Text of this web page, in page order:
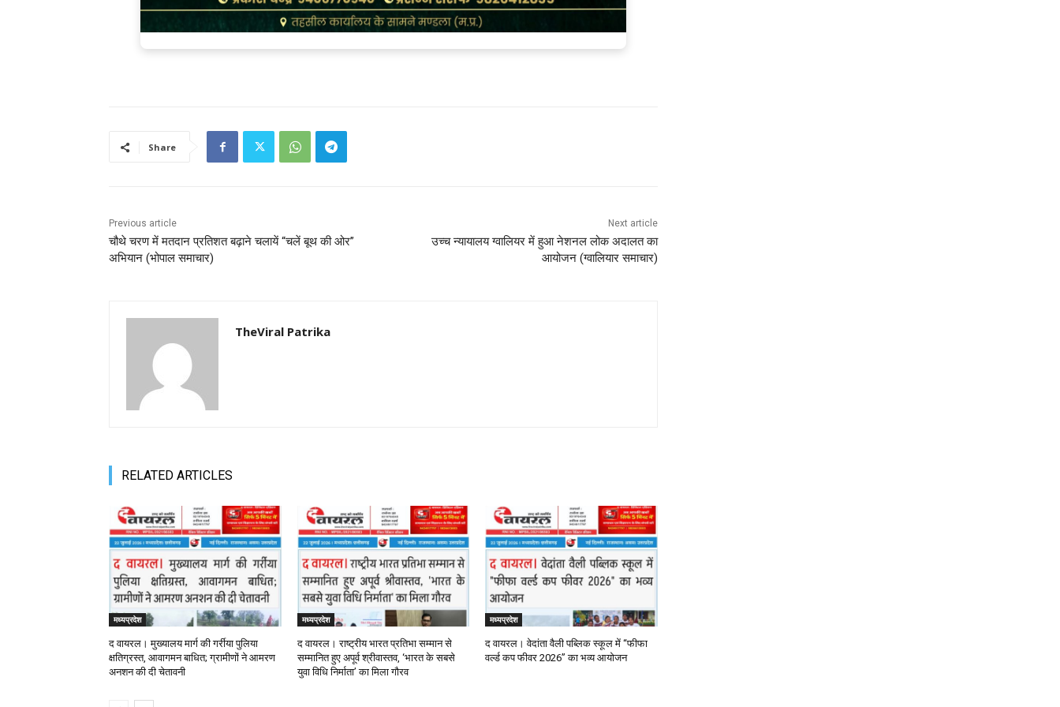
Share
Previous article
चौथे चरण में मतदान प्रतिशत बढ़ाने चलायें “चलें बूथ की ओर”
अभियान (भोपाल समाचार)
Next article
उच्च न्यायालय ग्वालियर में हुआ नेशनल लोक अदालत का
आयोजन (ग्‍वालियार समाचार)
TheViral Patrika
RELATED ARTICLES
मध्यप्रदेश
द वायरल। मुख्यालय मार्ग की गर्रीया पुलिया
क्षतिग्रस्त, आवागमन बाधित; ग्रामीणों ने आमरण
अनशन की दी चेतावनी
मध्यप्रदेश
द वायरल। राष्ट्रीय भारत प्रतिभा सम्मान से
सम्मानित हुए अपूर्व श्रीवास्तव, ‘भारत के सबसे
युवा विधि निर्माता’ का मिला गौरव
मध्यप्रदेश
द वायरल। वेदांता वैली पब्लिक स्कूल में “फीफा
वर्ल्ड कप फीवर 2026” का भव्य आयोजन